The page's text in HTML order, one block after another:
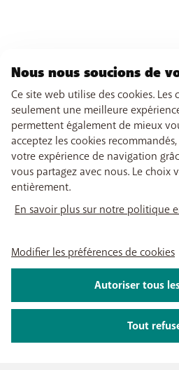
Nous nous soucions de
Ce site web utilise des cookies. Les
seulement une meilleure
permettent également de mieux
acceptez les cookies
votre expérience de navigation
vous partagez avec nous. Le choix
entièrement.
En savoir plus sur notre politique
Modifier les préférences de cookies
Tout
Autoriser tous